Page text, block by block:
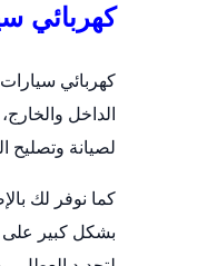
كهربائي
كهربائي
الداخل
لصيانة وتصليح
كما نوفر لك
بشكل كبير على